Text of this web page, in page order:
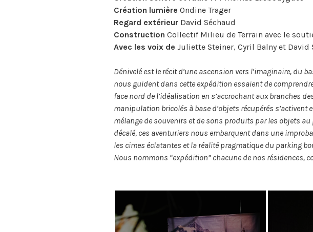
Création lumière Ondine Trager
Regard extérieur David Séchaud
Construction Collectif Milieu de Terrain avec le
Avec les voix de Juliette Steiner, Cyril Balny et David
Dénivelé est le récit d’une ascension vers l’imaginaire, du
nous guident dans cette expédition essaient de
face nord de l’idéalisation en s’accrochant aux branches
manipulation bricolés à base d’objets récupérés
mélange de souvenirs et de sons produits par les objets au
décalé, ces aventuriers nous embarquent dans une
les cimes éclatantes et la réalité pragmatique du parking
Nous nommons “expédition” chacune de nos résidences,